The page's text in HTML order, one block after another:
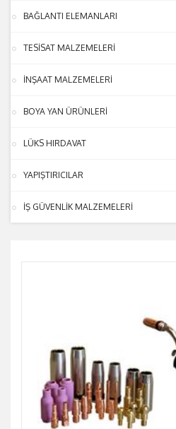
BAĞLANTI ELEMANLARI
TESİSAT MALZEMELERİ
İNŞAAT MALZEMELERİ
BOYA YAN ÜRÜNLERİ
LÜKS HIRDAVAT
YAPIŞTIRICILAR
İŞ GÜVENLİK MALZEMELERİ